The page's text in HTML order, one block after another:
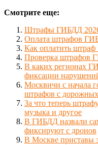
Смотрите еще:
Штрафы ГИБДД
Оплата штрафов
Как оплатить штраф
Проверка
В каких регионах
фиксации
Москвичи с начала
штрафов с
За что теперь
музыка и другое
В ГИБДД назвали
фиксируют с дронов
В Москве приставы